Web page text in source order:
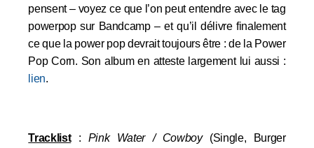
pensent – voyez ce que l’on peut entendre avec le tag
powerpop sur Bandcamp – et qu’il délivre finalement
ce que la power pop devrait toujours être : de la Power
Pop Corn. Son album en atteste largement lui aussi :
lien.
Tracklist: Pink Water / Cowboy (Single, Burger